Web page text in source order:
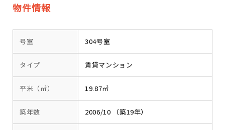
物件情報
号室 304号室
タイプ 賃貸マンション
平米（㎡） 19.87㎡
築年数 2006/10 （築19年）